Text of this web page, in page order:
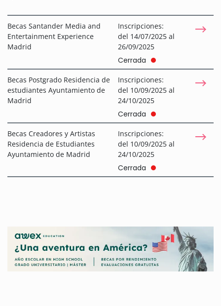
Becas Santander Media and
Entertainment Experience
Madrid
Inscripciones:
del 14/07/2025 al
26/09/2025
Cerrada
Becas Postgrado Residencia de
estudiantes Ayuntamiento de
Madrid
Inscripciones:
del 10/09/2025 al
24/10/2025
Cerrada
Becas Creadores y Artistas
Residencia de Estudiantes
Ayuntamiento de Madrid
Inscripciones:
del 10/09/2025 al
24/10/2025
Cerrada